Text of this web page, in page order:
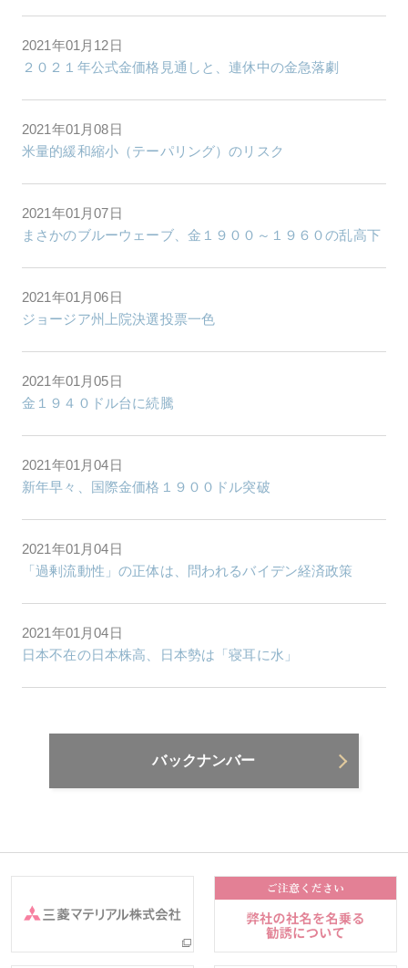
2021年01月12日
２０２１年公式金価格見通しと、連休中の金急落劇
2021年01月08日
米量的緩和縮小（テーパリング）のリスク
2021年01月07日
まさかのブルーウェーブ、金１９００～１９６０の乱高下
2021年01月06日
ジョージア州上院決選投票一色
2021年01月05日
金１９４０ドル台に続騰
2021年01月04日
新年早々、国際金価格１９００ドル突破
2021年01月04日
「過剰流動性」の正体は、問われるバイデン経済政策
2021年01月04日
日本不在の日本株高、日本勢は「寝耳に水」
バックナンバー